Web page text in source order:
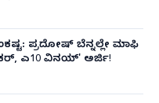
ಪ್ರದೋಷ್ ಬೆನ್ನಲ್ಲೇ ಮಾಫಿ
ಎ10 ವಿನಯ್' ಅರ್ಜಿ!